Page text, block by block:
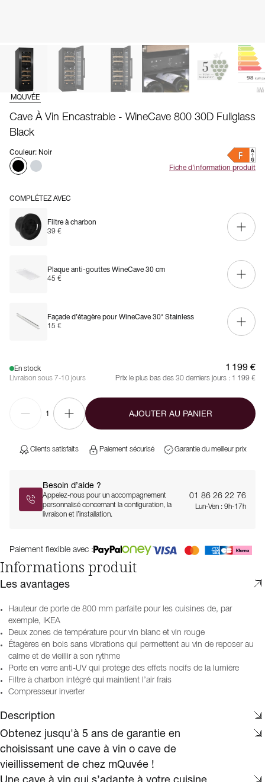
MQUVÉE
Cave À Vin Encastrable - WineCave 800 30D Fullglass
Black
Couleur: Noir
Fiche d’information produit
COMPLÉTEZ AVEC
Filtre à charbon
39 €
Plaque anti-gouttes WineCave 30 cm
45 €
Façade d’étagère pour WineCave 30* Stainless
15 €
En stock
Livraison sous 7-10 jours
1 199 €
Prix le plus bas des 30 derniers jours : 1 199 €
1 AJOUTER AU PANIER
Clients satisfaits Paiement sécurisé Garantie du meilleur prix
Besoin d’aide ?
Appelez-nous pour un accompagnement
personnalisé concernant la configuration, la
livraison et l’installation.
01 86 26 22 76
Lun-Ven : 9h-17h
Paiement flexible avec :
Informations produit
Les avantages
Hauteur de porte de 800 mm parfaite pour les cuisines de, par
exemple, IKEA
Deux zones de température pour vin blanc et vin rouge
Étagères en bois sans vibrations qui permettent au vin de reposer au
calme et de vieillir à son rythme
Porte en verre anti-UV qui protège des effets nocifs de la lumière
Filtre à charbon intégré qui maintient l’air frais
Compresseur inverter
Description
Obtenez jusqu'à 5 ans de garantie en
choisissant une cave à vin o cave de
vieillissement de chez mQuvée !
Une cave à vin qui s’adapte à votre cuisine